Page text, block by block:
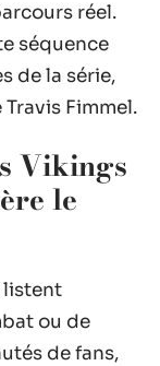
réel.
séquence
de la série,
Fimmel.
Vikings
le
listent
ou de
de fans,